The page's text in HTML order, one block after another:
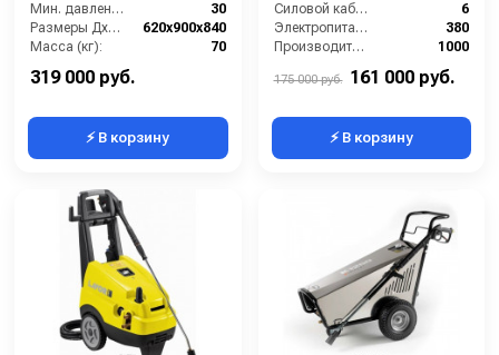
Мин. давление (бар):
30
Размеры ДхШхВ (мм):
620x900x840
Масса (кг):
70
319 000 руб.
⚡ В корзину
Силовой кабель (м):
6
Электропитание (В):
380
Производительность (л/ч):
1000
220
175 000 руб. 161 000 руб.
⚡ В корзину